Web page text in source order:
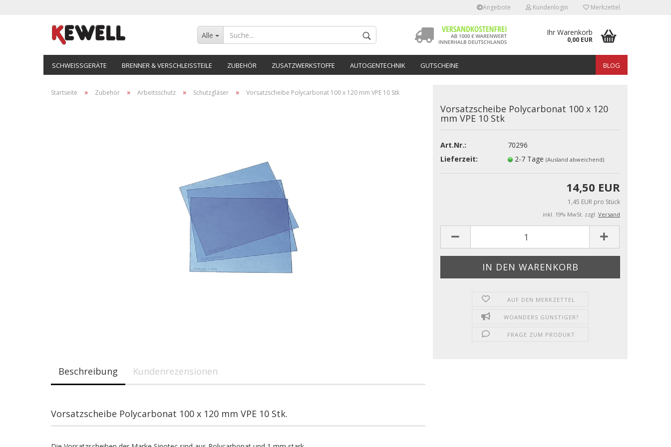
Angebote Kundenlogin
Konto erstellen
Passwort vergessen?
Merkzettel
Alle Ihr Warenkorb
0,00 EUR
SCHWEISSGERÄTE BRENNER & VERSCHLEISSTEILE ZUBEHÖR ZUSATZWERKSTOFFE AUTOGENTECHNIK GUTSCHEINE BLOG
Startseite » Zubehör » Arbeitsschutz » Schutzgläser » Vorsatzscheibe Polycarbonat 100 x 120 mm VPE 10 Stk
Vorsatzscheibe Polycarbonat 100 x 120
mm VPE 10 Stk
Art.Nr.:
70296
Lieferzeit:
2-7 Tage (Ausland abweichend)
14,50 EUR
1,45 EUR pro Stück
inkl. 19% MwSt. zzgl. Versand
AUF DEN MERKZETTEL
WOANDERS GÜNSTIGER?
FRAGE ZUM PRODUKT
Beschreibung Kundenrezensionen
Vorsatzscheibe Polycarbonat 100 x 120 mm VPE 10 Stk.